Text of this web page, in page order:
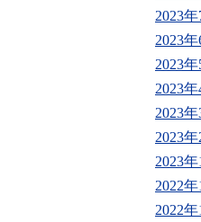
2023年
2023年
2023年
2023年
2023年
2023年
2023年
2022年
2022年